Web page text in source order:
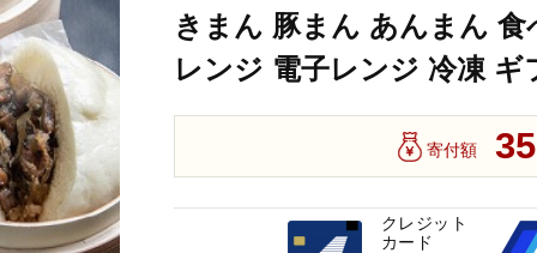
きまん 豚まん あんまん
レンジ 電子レンジ 冷凍
寄付額
クレジット
カード